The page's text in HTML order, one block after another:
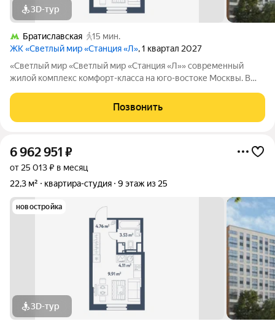
3D-тур
Братиславская
15 мин.
ЖК «Светлый мир «Станция «Л», 1 квартал 2027
«Светлый мир «Светлый мир «Станция «Л»» современный
жилой комплекс комфорт-класса на юго-востоке Москвы. В
благоустроенные дворы без машин, детские игровые
комплексы, спортивные площадки и многое другое.
Позвонить
6 962 951 ₽
от 25 013 ₽ в месяц
22,3 м²
квартира-студия 9 этаж из 25
новостройка
3D-тур